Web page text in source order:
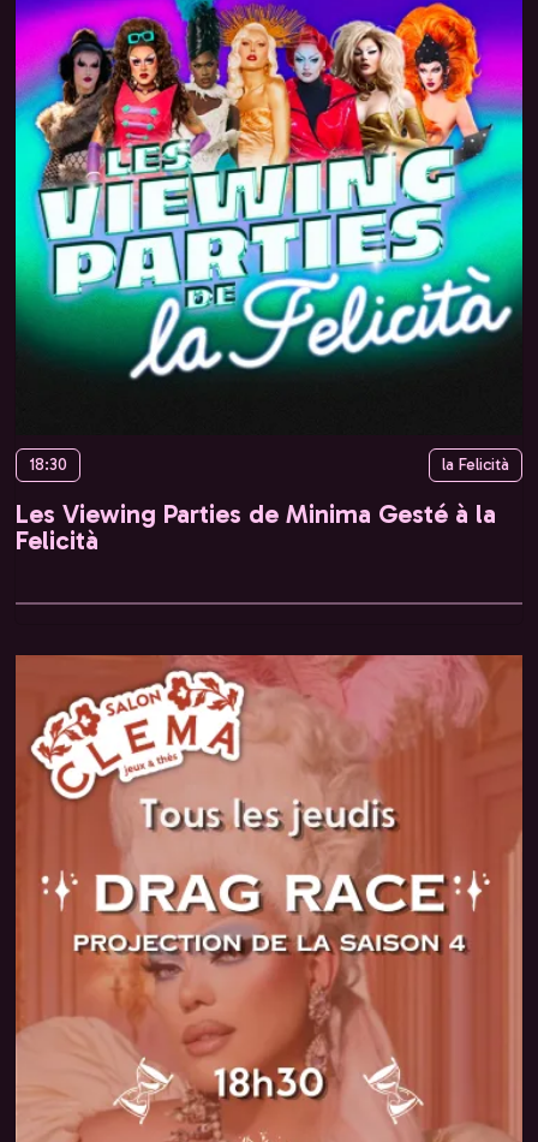
18:30 la Felicità
Les Viewing Parties de Minima Gesté à la
Felicità